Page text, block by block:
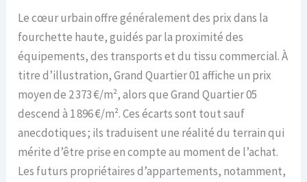
Le cœur urbain offre généralement des prix dans la
fourchette haute, guidés par la proximité des
équipements, des transports et du tissu commercial. À
titre d’illustration, Grand Quartier 01 affiche un prix
moyen de 2 373 €/m², alors que Grand Quartier 05
descend à 1 896 €/m². Ces écarts sont tout sauf
anecdotiques ; ils traduisent une réalité du terrain qui
mérite d’être prise en compte au moment de l’achat.
Les futurs propriétaires d’appartements, notamment,